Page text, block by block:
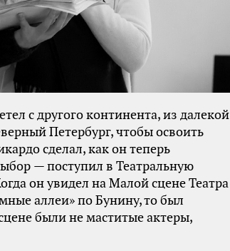
с другого континента, из далекой
Петербург, чтобы освоить
сделал, как он теперь
— поступил в Театральную
он увидел на Малой сцене Театра
аллеи» по Бунину, то был
были не маститые актеры,